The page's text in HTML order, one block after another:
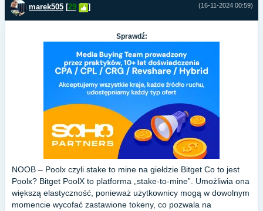
(16-11-2024 00:59)
marek505 [29 ]
Sprawdź:
NOOB – Poolx czyli stake to mine na giełdzie Bitget Co to jest
Poolx? Bitget PoolX to platforma „stake-to-mine”. Umożliwia ona
większą elastyczność, ponieważ użytkownicy mogą w dowolnym
momencie wycofać zastawione tokeny, co pozwala na